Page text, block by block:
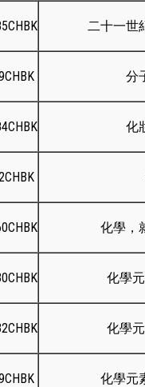
二十一世
分
化
化學，
化學
化學
化學元